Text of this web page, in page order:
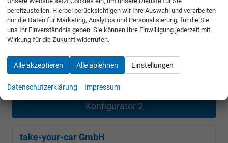
VOLKSWAGEN
VOLVO
WEITERE
CITROËN
Konfigurator 2
take-your-car GmbH
bereitzustellen. Hierbei berücksichtigen wir Ihre Auswahl und verarbeiten
nur die Daten für Marketing, Analytics und Personalisierung, für die Sie
uns Ihr Einverständnis geben. Sie können Ihre Einwilligung jederzeit mit
Wirkung für die Zukunft widerrufen.
Alle akzeptieren Alle ablehnen Einstellungen
Datenschutzerklärung Impressum